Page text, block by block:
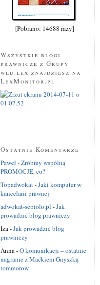
[Pobrano: 14688 razy]
Wszystkie blogi
prawnicze z Grupy
web.lex znajdziesz na
LexMonitor.pl
Ostatnie Komentarze
Paweł-Zróbmy wspólną
PROMOCJĘ, co?
Topadwokat-Jaki komputer w
kancelarii prawnej
adwokat-sepiolo.pl -Jak
prowadzić blog prawniczy
Iza-Jak prowadzić blog
prawniczy
Anna-O komunikacji – ostatnie
nagranie z Maćkiem Gnyszką
tommorow